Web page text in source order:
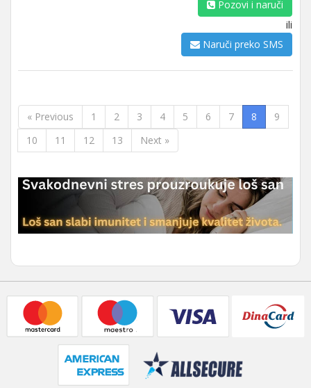
Pozovi i naruči
ili
Naruči preko SMS
« Previous 1 2 3 4 5 6 7 8
9
10
11 12 13 Next »